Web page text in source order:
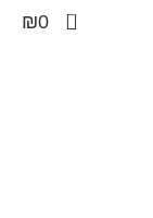
0
₪0